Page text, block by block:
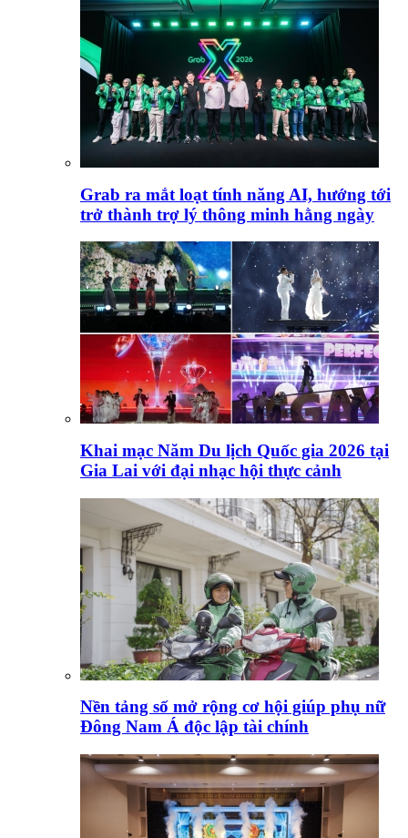
Grab ra mắt loạt tính năng AI, hướng tới
trở thành trợ lý thông minh hằng ngày
Khai mạc Năm Du lịch Quốc gia 2026 tại
Gia Lai với đại nhạc hội thực cảnh
Nền tảng số mở rộng cơ hội giúp phụ nữ
Đông Nam Á độc lập tài chính